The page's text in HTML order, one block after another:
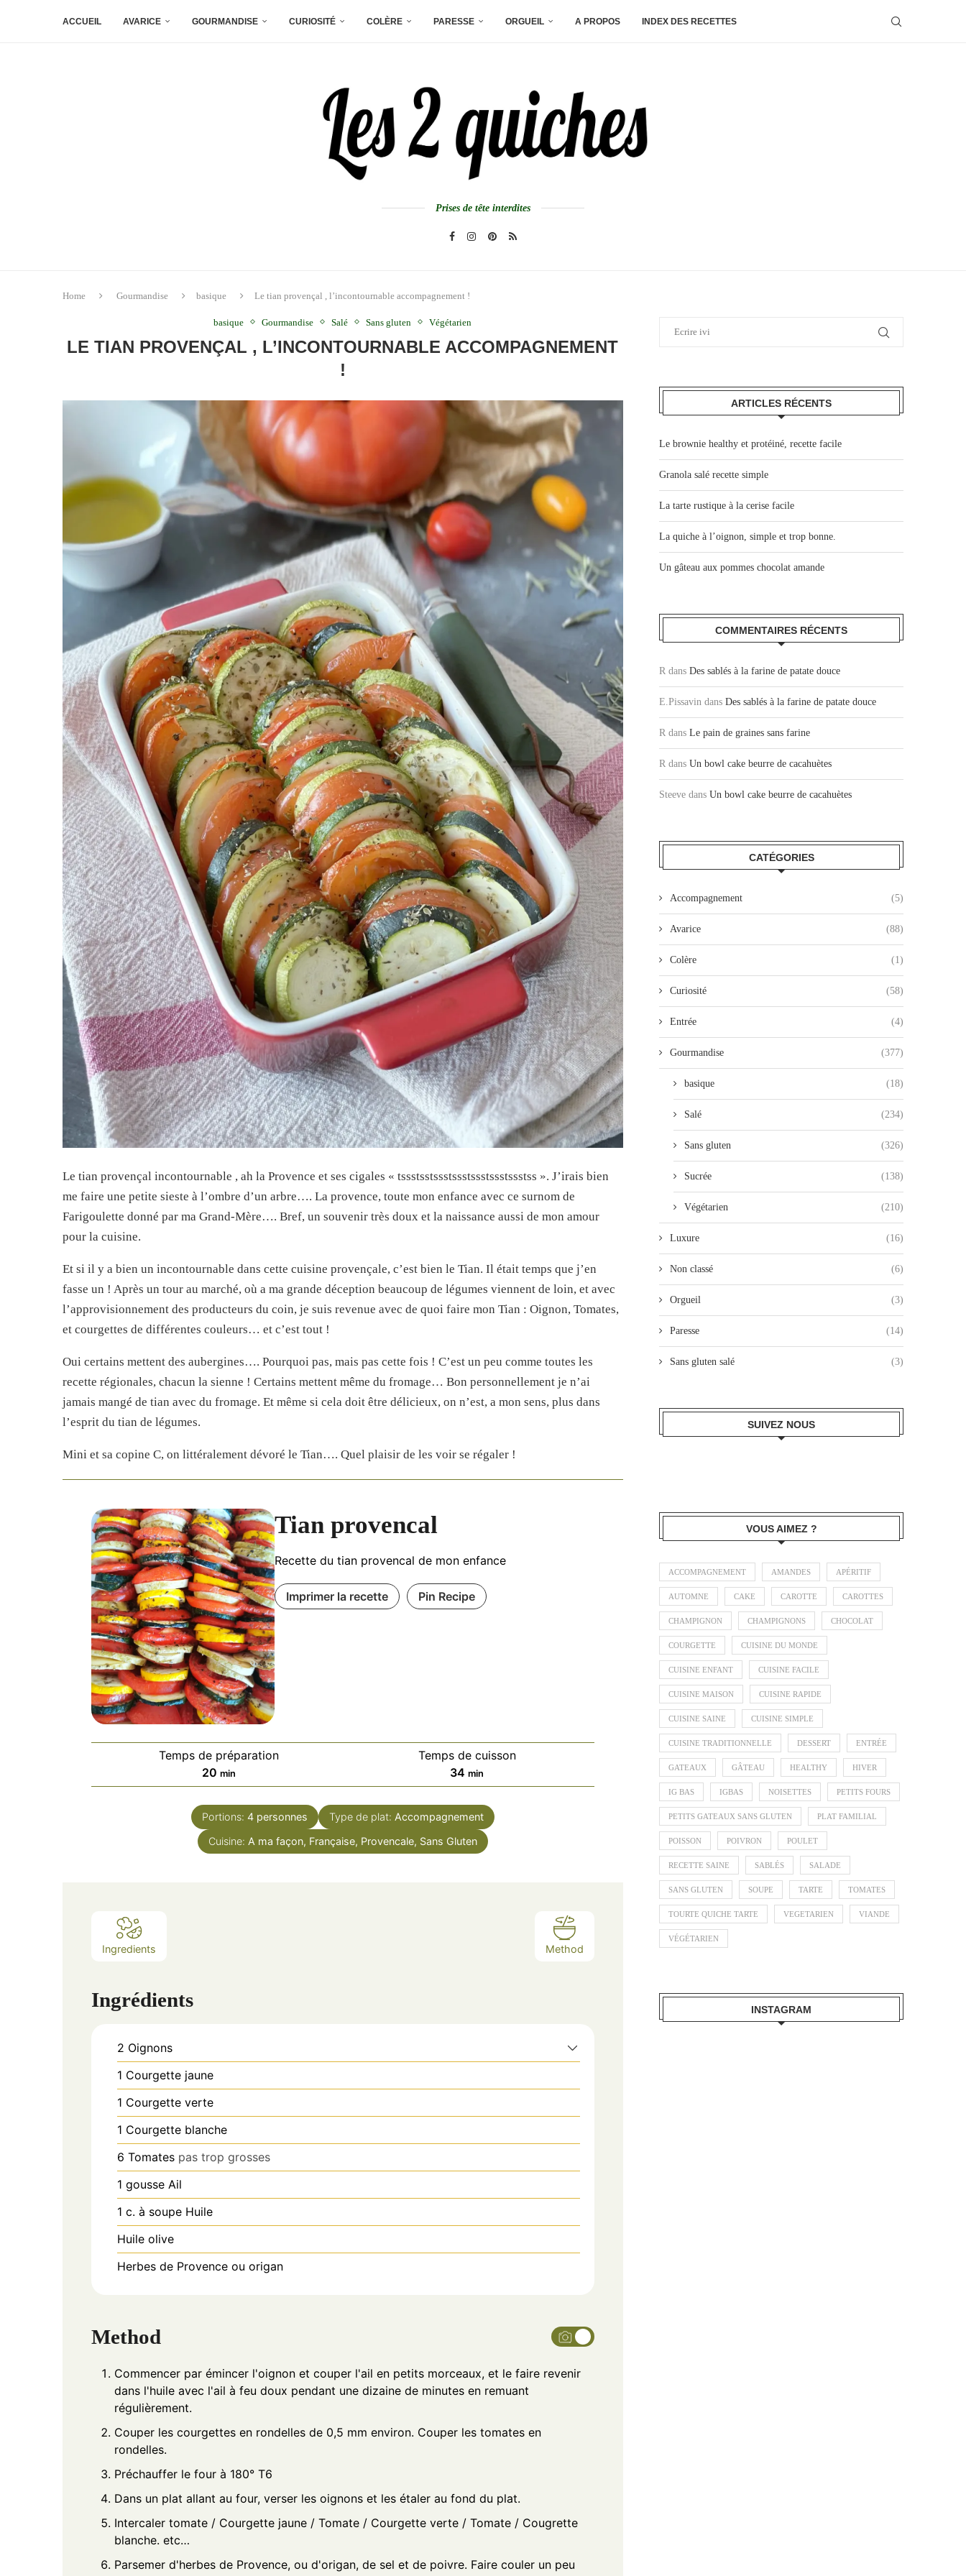
ACCUEIL AVARICE GOURMANDISE CURIOSITÉ COLÈRE PARESSE ORGUEIL A PROPOS INDEX DES RECETTES
Prises de tête interdites
Home Gourmandise basique Le tian provençal , l’incontournable accompagnement !
basique Gourmandise Salé Sans gluten Végétarien
LE TIAN PROVENÇAL , L’INCONTOURNABLE ACCOMPAGNEMENT
!
Le tian provençal incontournable , ah la Provence et ses cigales « tssstsstssstssstssstssstssstss ». J’irais bien
me faire une petite sieste à l’ombre d’un arbre…. La provence, toute mon enfance avec ce surnom de
Farigoulette donné par ma Grand-Mère…. Bref, un souvenir très doux et la naissance aussi de mon amour
pour la cuisine.
Et si il y a bien un incontournable dans cette cuisine provençale, c’est bien le Tian. Il était temps que j’en
fasse un ! Après un tour au marché, où a ma grande déception beaucoup de légumes viennent de loin, et avec
l’approvisionnement des producteurs du coin, je suis revenue avec de quoi faire mon Tian : Oignon, Tomates,
et courgettes de différentes couleurs… et c’est tout !
Oui certains mettent des aubergines…. Pourquoi pas, mais pas cette fois ! C’est un peu comme toutes les
recette régionales, chacun la sienne ! Certains mettent même du fromage… Bon personnellement je n’ai
jamais mangé de tian avec du fromage. Et même si cela doit être délicieux, on n’est, a mon sens, plus dans
l’esprit du tian de légumes.
Mini et sa copine C, on littéralement dévoré le Tian…. Quel plaisir de les voir se régaler !
Tian provencal
Recette du tian provencal de mon enfance
Imprimer la recette Pin Recipe
Temps de préparation
20 minutes
min
Temps de cuisson
34 minutes
min
Portions: 4 personnes Type de plat: Accompagnement
Cuisine: A ma façon, Française, Provencale, Sans Gluten
Ingredients Method
Ingrédients
2 Oignons
1 Courgette jaune
1 Courgette verte
1 Courgette blanche
6 Tomates pas trop grosses
1 gousse Ail
1 c. à soupe Huile
Huile olive
Herbes de Provence ou origan
Method
Commencer par émincer l'oignon et couper l'ail en petits morceaux, et le faire revenir
dans l'huile avec l'ail à feu doux pendant une dizaine de minutes en remuant
régulièrement.
Couper les courgettes en rondelles de 0,5 mm environ. Couper les tomates en
rondelles.
Préchauffer le four à 180° T6
Dans un plat allant au four, verser les oignons et les étaler au fond du plat.
Intercaler tomate / Courgette jaune / Tomate / Courgette verte / Tomate / Cougrette
blanche. etc…
Parsemer d'herbes de Provence, ou d'origan, de sel et de poivre. Faire couler un peu
ARTICLES RÉCENTS
Le brownie healthy et protéiné, recette facile
Granola salé recette simple
La tarte rustique à la cerise facile
La quiche à l’oignon, simple et trop bonne.
Un gâteau aux pommes chocolat amande
COMMENTAIRES RÉCENTS
R dans Des sablés à la farine de patate douce
E.Pissavin dans Des sablés à la farine de patate douce
R dans Le pain de graines sans farine
R dans Un bowl cake beurre de cacahuètes
Steeve dans Un bowl cake beurre de cacahuètes
CATÉGORIES
Accompagnement (5)
Avarice (88)
Colère (1)
Curiosité (58)
Entrée (4)
Gourmandise (377)
basique (18)
Salé (234)
Sans gluten (326)
Sucrée (138)
Végétarien (210)
Luxure (16)
Non classé (6)
Orgueil (3)
Paresse (14)
Sans gluten salé (3)
SUIVEZ NOUS
VOUS AIMEZ ?
ACCOMPAGNEMENT AMANDES APÉRITIF
AUTOMNE CAKE CAROTTE CAROTTES
CHAMPIGNON CHAMPIGNONS CHOCOLAT
COURGETTE CUISINE DU MONDE
CUISINE ENFANT CUISINE FACILE
CUISINE MAISON CUISINE RAPIDE
CUISINE SAINE CUISINE SIMPLE
CUISINE TRADITIONNELLE DESSERT ENTRÉE
GATEAUX GÂTEAU HEALTHY HIVER
IG BAS IGBAS NOISETTES PETITS FOURS
PETITS GATEAUX SANS GLUTEN PLAT FAMILIAL
POISSON POIVRON POULET
RECETTE SAINE SABLÉS SALADE
SANS GLUTEN SOUPE TARTE TOMATES
TOURTE QUICHE TARTE VEGETARIEN VIANDE
VÉGÉTARIEN
INSTAGRAM